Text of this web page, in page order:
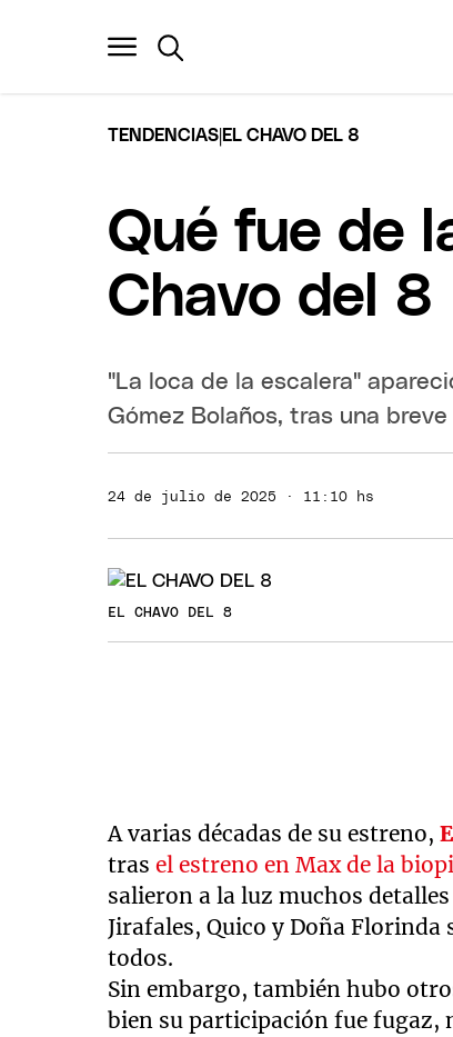
TENDENCIAS EL CHAVO DEL 8
Qué fue de
Chavo del 8
"La loca de la escalera"
Gómez Bolaños, tras una
24 de julio de 2025 · 11:10 hs
EL CHAVO DEL 8
A varias décadas de su estreno,
trasel estreno en Max de la
salieron a la luz muchos
Jirafales, Quico y Doña Florinda
todos.
Sin embargo, también hubo
bien su participación fue fugaz,